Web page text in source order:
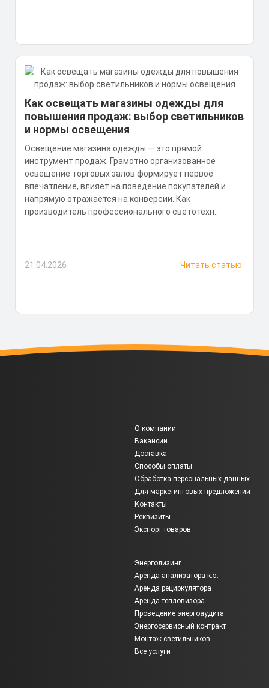
Как освещать магазины одежды для
повышения продаж: выбор светильников
и нормы освещения
Освещение магазина одежды — это прямой
инструмент продаж. Грамотно организованное
освещение торговых залов формирует первое
впечатление, влияет на поведение покупателей и
напрямую отражается на конверсии. Как
производитель профессионального светотехн..
21.04.2026 Читать статью
О компании
Вакансии
Доставка
Способы оплаты
Обработка персональных данных
Для маркетинговых предложений
Контакты
Реквизиты
Экспорт товаров
Энерголизинг
Аренда анализатора к.э.
Аренда рециркулятора
Аренда тепловизора
Проведение энергоаудита
Энергосервисный контракт
Монтаж светильников
Все услуги